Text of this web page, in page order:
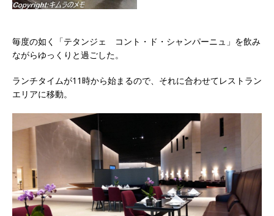
毎度の如く「テタンジェ コント・ド・シャンパーニュ」を飲み
ながらゆっくりと過ごした。
ランチタイムが11時から始まるので、それに合わせてレストラン
エリアに移動。